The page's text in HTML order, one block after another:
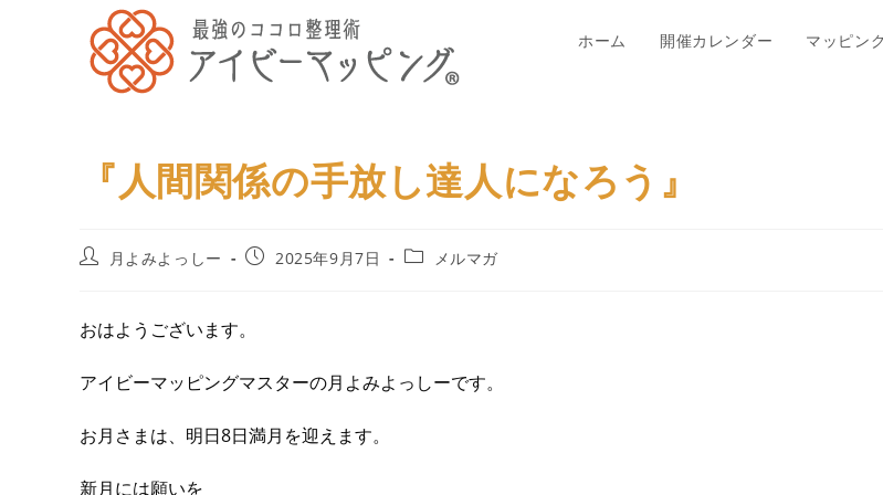
ホーム 開催カレンダー マッピン
『人間関係の手放し達人になろう』
月よみよっしー 2025年9月7日 メルマガ
おはようございます。
アイビーマッピングマスターの月よみよっしーです。
お月さまは、明日8日満月を迎えます。
新月には願いを